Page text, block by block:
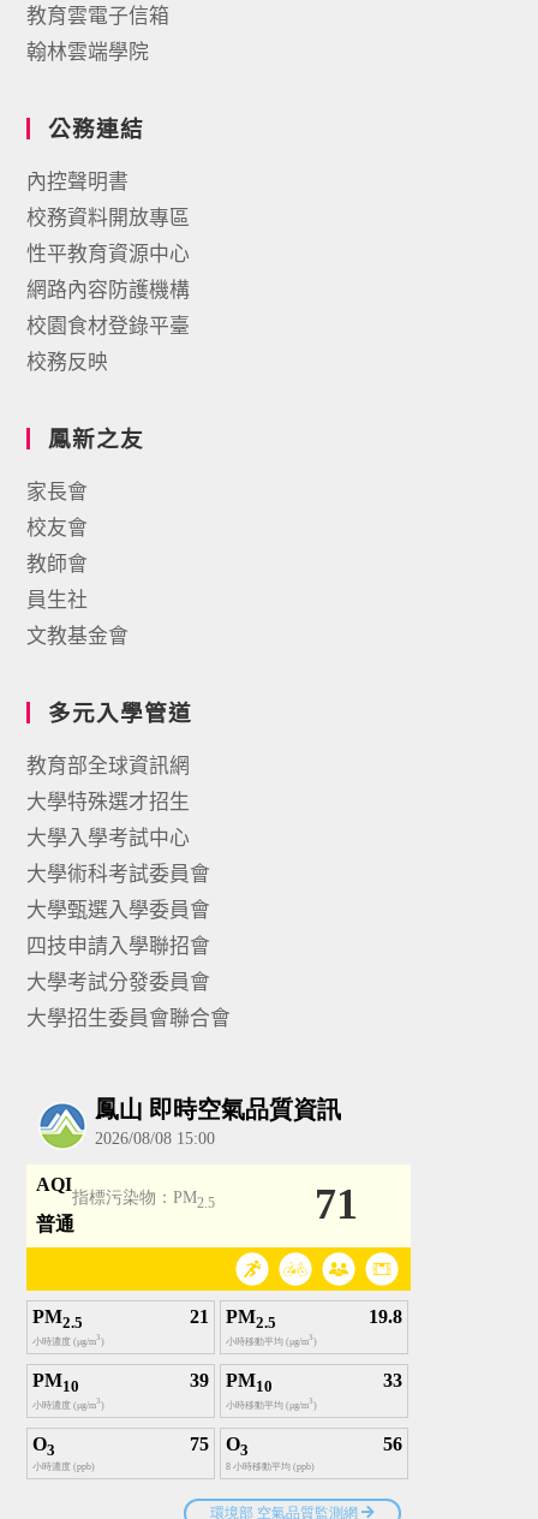
教育雲電子信箱
翰林雲端學院
公務連結
內控聲明書
校務資料開放專區
性平教育資源中心
網路內容防護機構
校園食材登錄平臺
校務反映
鳳新之友
家長會
校友會
教師會
員生社
文教基金會
多元入學管道
教育部全球資訊網
大學特殊選才招生
大學入學考試中心
大學術科考試委員會
大學甄選入學委員會
四技申請入學聯招會
大學考試分發委員會
大學招生委員會聯合會